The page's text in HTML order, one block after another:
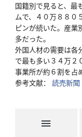
国籍別で見ると、最
ムで、４０万８８０
ピンが続いた。産業
多だった。
外国人材の需要は各
で最も多い３４万２
事業所が約６割を占
参考文献： 読売新聞